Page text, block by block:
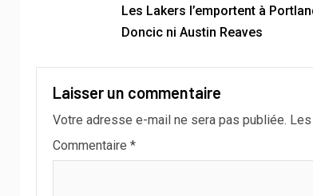
Les Lakers l’emportent à
Doncic ni Austin Reaves
Laisser un commentaire
Votre adresse e-mail ne sera pas publiée.
Commentaire *